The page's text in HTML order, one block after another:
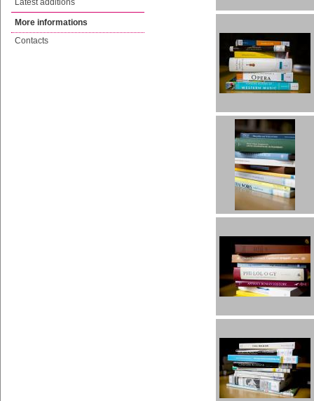
Latest additions
More informations
Contacts